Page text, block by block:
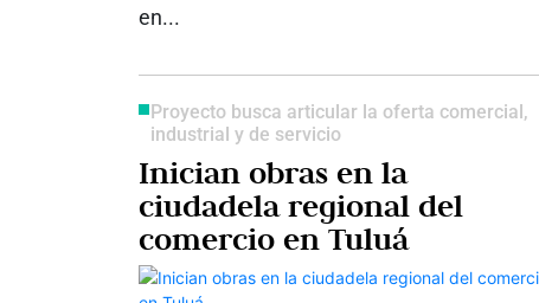
en...
Proyecto busca articular la oferta comercial,
industrial y de servicio
Inician obras en la
ciudadela regional del
comercio en Tuluá